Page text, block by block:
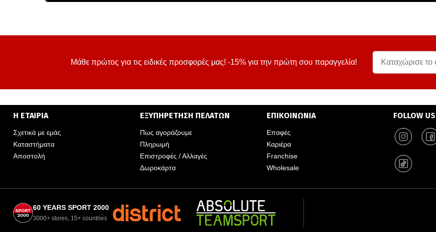
Μάθε πρώτος για τις ειδικές προσφορές μας! -15% για την πρώτη σου παραγγελία!
Η ΕΤΑΙΡΙΑ
Σχετικά με εμάς
Καταστήματα
Αποστολή
ΕΞΥΠΗΡΕΤΗΣΗ ΠΕΛΑΤΩΝ
Πως αγοράζουμε
Πληρωμή
Επιστροφές / Αλλαγές
Δωροκάρτα
ΕΠΙΚΟΙΝΩΝΙΑ
Επαφές
Καριέρα
Franchise
Wholesale
FOLLOW US
60 YEARS SPORT 2000
3000+ stores, 15+ countries